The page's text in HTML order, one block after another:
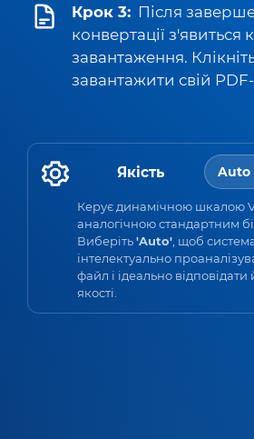
Крок 3: Після
конвертації з'явиться
завантаження.
завантажити свій
Якість Auto
Керує динамічною шкалою
аналогічною стандартним
Виберіть'Auto' , щоб
інтелектуально
файл і ідеально відповідати
якості.